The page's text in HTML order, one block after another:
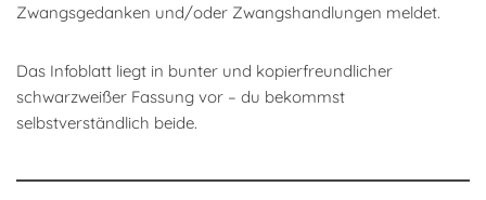
Zwangsgedanken und/oder Zwangshandlungen meldet.
Das Infoblatt liegt in bunter und kopierfreundlicher
schwarzweißer Fassung vor – du bekommst
selbstverständlich beide.